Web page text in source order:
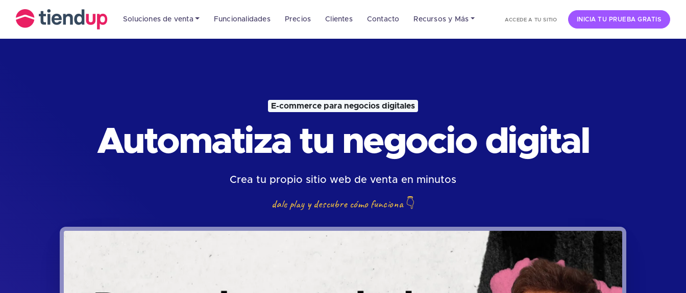
Soluciones de venta Funcionalidades Precios Clientes Contacto Recursos y Más ACCEDE A TU SITIO INICIA TU PRUEBA GRATIS
E-commerce para negocios digitales
Automatiza tu negocio digital
Crea tu propio sitio web de venta en minutos
dale play y descubre cómo funciona 👇